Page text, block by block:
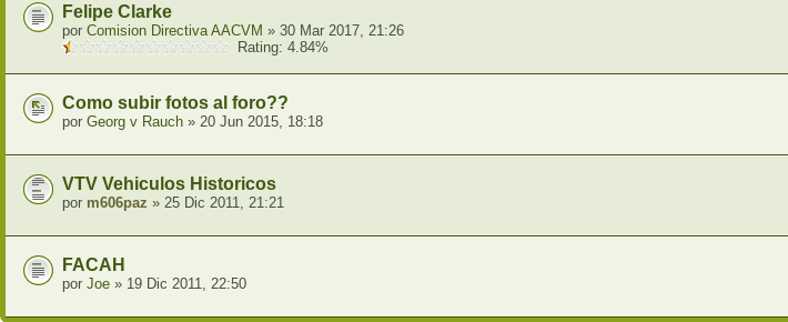
Felipe Clarke
por Comision Directiva AACVM » 30 Mar 2017, 21:26
Rating: 4.84%
Como subir fotos al foro??
por Georg v Rauch » 20 Jun 2015, 18:18
VTV Vehiculos Historicos
por m606paz » 25 Dic 2011, 21:21
FACAH
por Joe » 19 Dic 2011, 22:50